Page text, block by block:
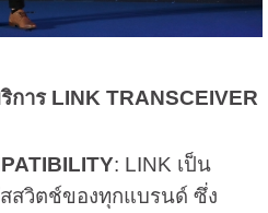
การ LINK TRANSCEIVER
: LINK เป็น
สสวิตช์ของทุกแบรนด์ ซึ่ง